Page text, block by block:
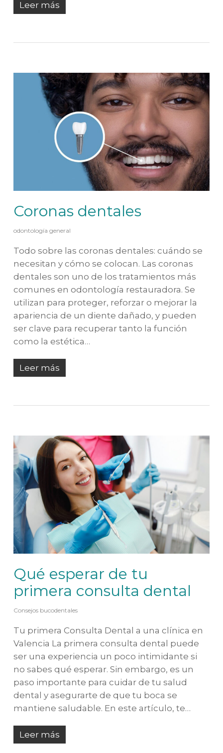
Leer más
Coronas dentales
odontología general
Todo sobre las coronas dentales: cuándo se
necesitan y cómo se colocan. Las coronas
dentales son uno de los tratamientos más
comunes en odontología restauradora. Se
utilizan para proteger, reforzar o mejorar la
apariencia de un diente dañado, y pueden
ser clave para recuperar tanto la función
como la estética…
Leer más
Qué esperar de tu
primera consulta dental
Consejos bucodentales
Tu primera Consulta Dental a una clínica en
Valencia La primera consulta dental puede
ser una experiencia un poco intimidante si
no sabes qué esperar. Sin embargo, es un
paso importante para cuidar de tu salud
dental y asegurarte de que tu boca se
mantiene saludable. En este artículo, te…
Leer más